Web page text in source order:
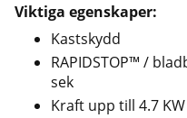
Viktiga egenskaper:
Kastskydd
RAPIDSTOP™ /
sek
Kraft upp till 4.7 KW